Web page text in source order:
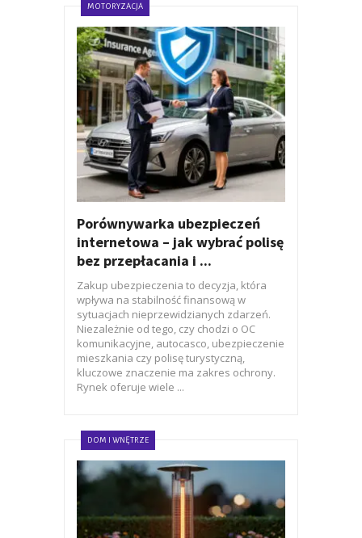
MOTORYZACJA
Porównywarka ubezpieczeń
internetowa – jak wybrać polisę
bez przepłacania i ...
Zakup ubezpieczenia to decyzja, która
wpływa na stabilność finansową w
sytuacjach nieprzewidzianych zdarzeń.
Niezależnie od tego, czy chodzi o OC
komunikacyjne, autocasco, ubezpieczenie
mieszkania czy polisę turystyczną,
kluczowe znaczenie ma zakres ochrony.
Rynek oferuje wiele ...
DOM I WNĘTRZE